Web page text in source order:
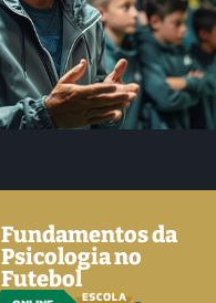
Fundamentos da
Psicologia no
Futebol